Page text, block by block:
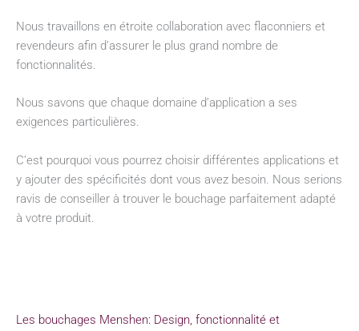
Nous travaillons en étroite collaboration avec flaconniers et
revendeurs afin d’assurer le plus grand nombre de
fonctionnalités.
Nous savons que chaque domaine d’application a ses
exigences particulières.
C’est pourquoi vous pourrez choisir différentes applications et
y ajouter des spécificités dont vous avez besoin. Nous serions
ravis de conseiller à trouver le bouchage parfaitement adapté
à votre produit.
Les bouchages Menshen: Design, fonctionnalité et